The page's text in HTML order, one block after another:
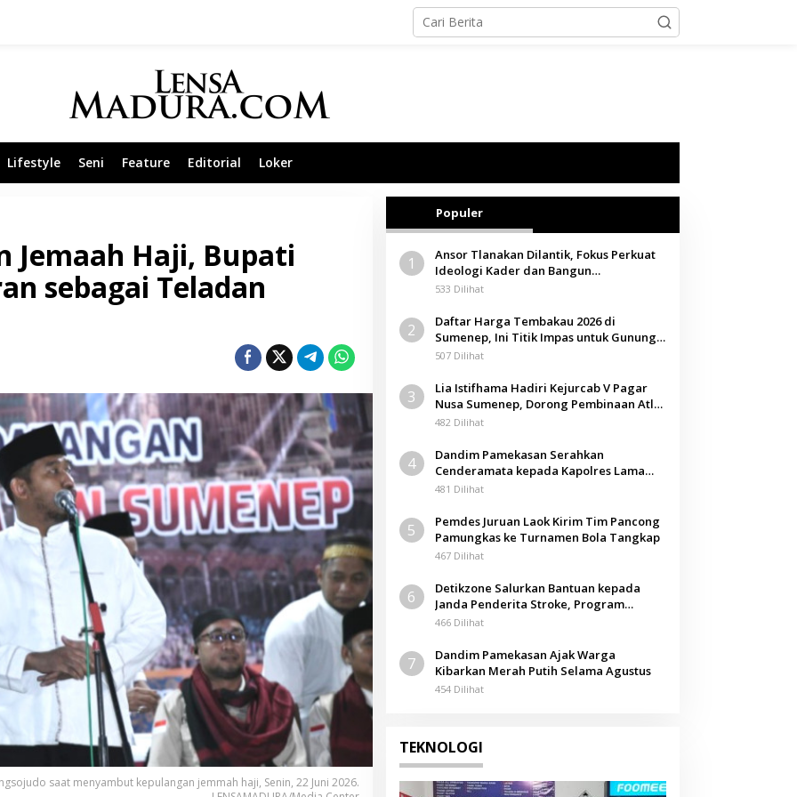
Lifestyle Seni Feature Editorial Loker
Jemaah Haji, Bupati
sebagai Teladan
saat menyambut kepulangan jemmah haji, Senin, 22 Juni 2026.
Populer
1
Ansor Tlanakan Dilantik, Fokus Perkuat
Ideologi Kader dan Bangun
Kemandirian Ekonomi
533 Dilihat
2
Daftar Harga Tembakau 2026 di
Sumenep, Ini Titik Impas untuk Gunung,
Tegal, dan Sawah
507 Dilihat
3
Lia Istifhama Hadiri Kejurcab V Pagar
Nusa Sumenep, Dorong Pembinaan Atlet
Berkarakter
482 Dilihat
4
Dandim Pamekasan Serahkan
Cenderamata kepada Kapolres Lama
pada Acara Kenal Pamit
481 Dilihat
5
Pemdes Juruan Laok Kirim Tim Pancong
Pamungkas ke Turnamen Bola Tangkap
467 Dilihat
6
Detikzone Salurkan Bantuan kepada
Janda Penderita Stroke, Program
Berbagi Masuki Hari ke-61
466 Dilihat
7
Dandim Pamekasan Ajak Warga
Kibarkan Merah Putih Selama Agustus
454 Dilihat
TEKNOLOGI